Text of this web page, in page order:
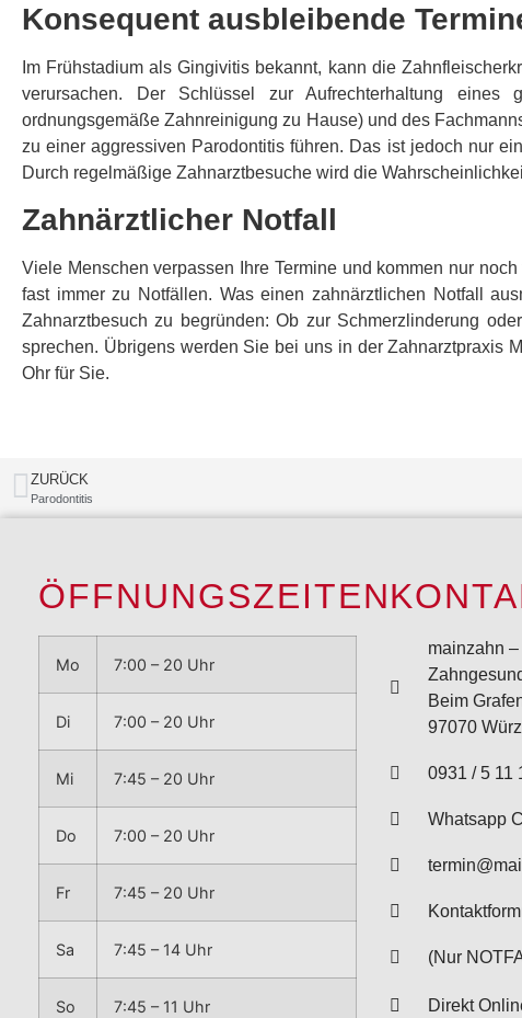
Konsequent ausbleibende
Im Frühstadium als Gingivitis bekannt, kann die
verursachen. Der Schlüssel zur Aufrechterhaltung
ordnungsgemäße Zahnreinigung zu Hause) und des
zu einer aggressiven Parodontitis führen. Das ist jedoch nur
Durch regelmäßige Zahnarztbesuche wird die
Zahnärztlicher Notfall
Viele Menschen verpassen Ihre Termine und kommen nur
fast immer zu Notfällen. Was einen zahnärztlichen Notfall
Zahnarztbesuch zu begründen: Ob zur Schmerzlinderung
sprechen. Übrigens werden Sie bei uns in der Zahnarztpraxis
Ohr für Sie.
ZURÜCK
Parodontitis
ÖFFNUNGSZEITEN
Mo 7:00 – 20 Uhr
Di 7:00 – 20 Uhr
Mi 7:45 – 20 Uhr
Do 7:00 – 20 Uhr
Fr 7:45 – 20 Uhr
Sa 7:45 – 14 Uhr
So 7:45 – 11 Uhr
mainzahn
Beim
97070
0931 / 5 11
Whatsapp
(Nur
Direkt